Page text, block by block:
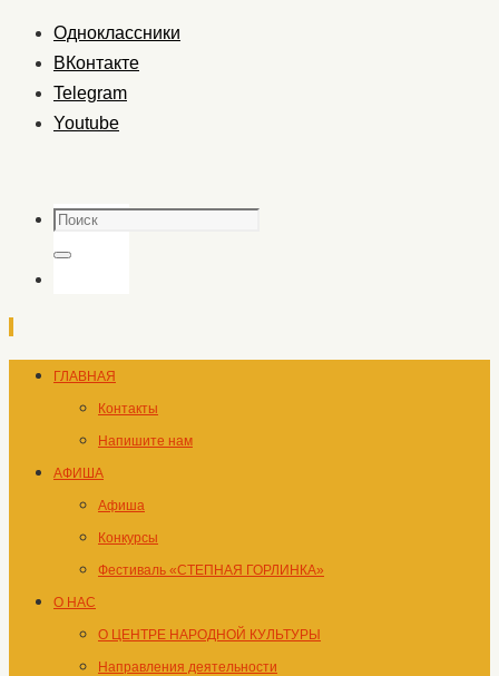
Одноклассники
ВКонтакте
Telegram
Youtube
Поиск
Поиск
Перейти
содержимому
ГЛАВНАЯ
Контакты
Напишите нам
АФИША
Афиша
Конкурсы
Фестиваль «СТЕПНАЯ ГОРЛИНКА»
О НАС
О ЦЕНТРЕ НАРОДНОЙ КУЛЬТУРЫ
Направления деятельности